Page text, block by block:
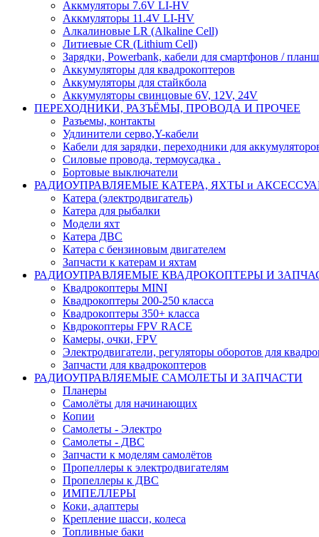
Аккмуляторы 7.6V LI-HV
Аккмуляторы 11.4V LI-HV
Алкалиновые LR (Alkaline Cell)
Литиевые CR (Lithium Сell)
Зарядки, Powerbank, кабели для смартфонов /
Аккумуляторы для квадрокоптеров
Аккумуляторы для стайкбола
Аккумуляторы свинцовые 6V, 12V, 24V
ПЕРЕХОДНИКИ, РАЗЪЁМЫ, ПРОВОДА И ПРОЧЕЕ
Разъемы, контакты
Удлинители серво,Y-кабели
Кабели для зарядки, переходники для
Силовые провода, термоусадка .
Бортовые выключатели
РАДИОУПРАВЛЯЕМЫЕ КАТЕРА, ЯХТЫ и
Катера (электродвигатель)
Катера для рыбалки
Модели яхт
Катера ДВС
Катера с бензиновым двигателем
Запчасти к катерам и яхтам
РАДИОУПРАВЛЯЕМЫЕ КВАДРОКОПТЕРЫ И
Квадрокоптеры MINI
Квадрокоптеры 200-250 класса
Квадрокоптеры 350+ класса
Квдрокоптеры FPV RACE
Камеры, очки, FPV
Электродвигатели, регуляторы оборотов для
Запчасти для квадрокоптеров
РАДИОУПРАВЛЯЕМЫЕ САМОЛЕТЫ И ЗАПЧАСТИ
Планеры
Самолёты для начинающих
Копии
Самолеты - Электро
Самолеты - ДВС
Запчасти к моделям самолётов
Пропеллеры к электродвигателям
Пропеллеры к ДВС
ИМПЕЛЛЕРЫ
Коки, адаптеры
Крепление шасси, колеса
Топливные баки